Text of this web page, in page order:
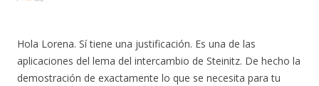
Hola Lorena. Sí tiene una justificación. Es una de las
aplicaciones del lema del intercambio de Steinitz. De hecho la
demostración de exactamente lo que se necesita para tu